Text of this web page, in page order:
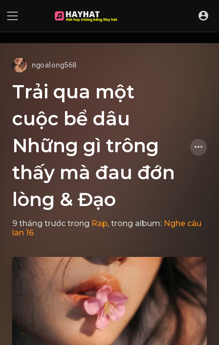
ngoalong568
Trải qua một
cuộc bể dâu
Những gì trông
thấy mà đau đớn
lòng & Đạo
9 tháng trước trong Rap, trong album: Nghe câu
lan 16